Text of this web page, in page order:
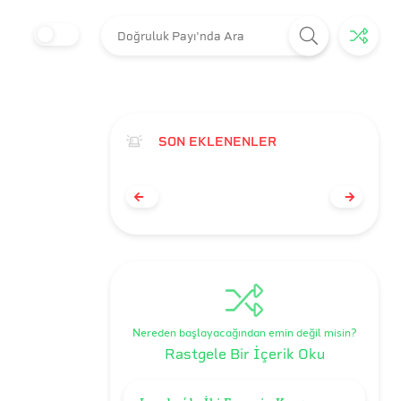
SON EKLENENLER
Nereden başlayacağından emin değil misin?
Rastgele Bir İçerik Oku